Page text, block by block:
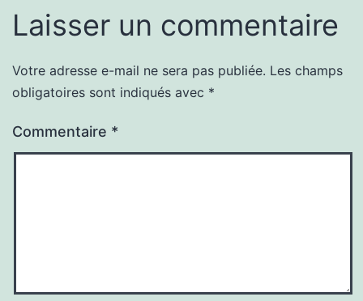
Laisser un commentaire
Votre adresse e-mail ne sera pas publiée. Les champs
obligatoires sont indiqués avec *
Commentaire *
Alternative: